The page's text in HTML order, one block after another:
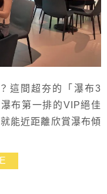
這間超夯的「瀑布3
布第一排的VIP絕佳
能近距離欣賞瀑布傾
裝潢也是走一個森林
區還特地保留不能用